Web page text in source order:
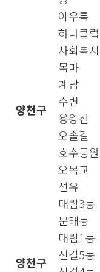
아우름
하나클럽
사회복지
양천구
목마
계남
수변
용왕산
오솔길
호수공원
양천구
오목교
선유
대림3동
문래동
대림1동
신길5동